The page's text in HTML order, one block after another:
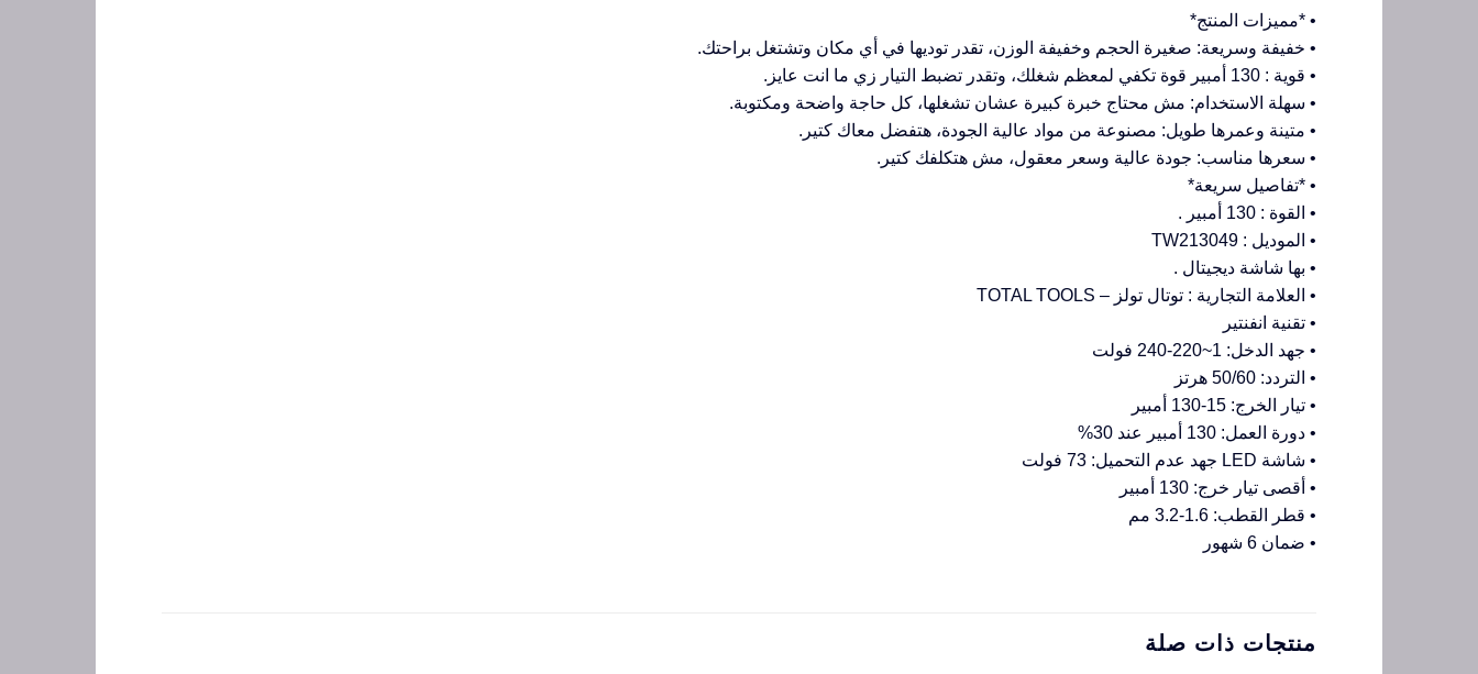
• *مميزات المنتج*
• خفيفة وسريعة: صغيرة الحجم وخفيفة الوزن، تقدر توديها في أي مكان وتشتغل براحتك.
• قوية : 130 أمبير قوة تكفي لمعظم شغلك، وتقدر تضبط التيار زي ما انت عايز.
• سهلة الاستخدام: مش محتاج خبرة كبيرة عشان تشغلها، كل حاجة واضحة ومكتوبة.
• متينة وعمرها طويل: مصنوعة من مواد عالية الجودة، هتفضل معاك كتير.
• سعرها مناسب: جودة عالية وسعر معقول، مش هتكلفك كتير.
• *تفاصيل سريعة*
• القوة : 130 أمبير .
• الموديل : TW213049
• بها شاشة ديجيتال .
• العلامة التجارية : توتال تولز – TOTAL TOOLS
• تقنية انفنتير
• جهد الدخل: 1~220-240 فولت
• التردد: 50/60 هرتز
• تيار الخرج: 15-130 أمبير
• دورة العمل: 130 أمبير عند 30%
• شاشة LED جهد عدم التحميل: 73 فولت
• أقصى تيار خرج: 130 أمبير
• قطر القطب: 1.6-3.2 مم
• ضمان 6 شهور
منتجات ذات صلة